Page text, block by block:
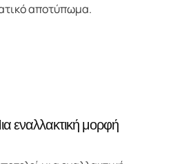
αποτύπωμα.
εναλλακτική μορφή